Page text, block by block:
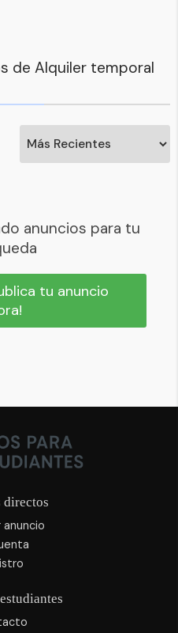
de Alquiler temporal
anuncios para tu
tu anuncio
directos
anuncio